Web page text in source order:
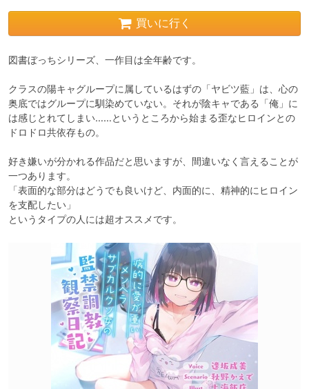
買いに行く
図書ぼっちシリーズ、一作目は全年齢です。
クラスの陽キャグループに属しているはずの「ヤビツ藍」は、心の
奥底ではグループに馴染めていない。それが陰キャである「俺」に
は感じとれてしまい……というところから始まる歪なヒロインとの
ドロドロ共依存もの。
好き嫌いが分かれる作品だと思いますが、間違いなく言えることが
一つあります。
「表面的な部分はどうでも良いけど、内面的に、精神的にヒロイン
を支配したい」
というタイプの人には超オススメです。